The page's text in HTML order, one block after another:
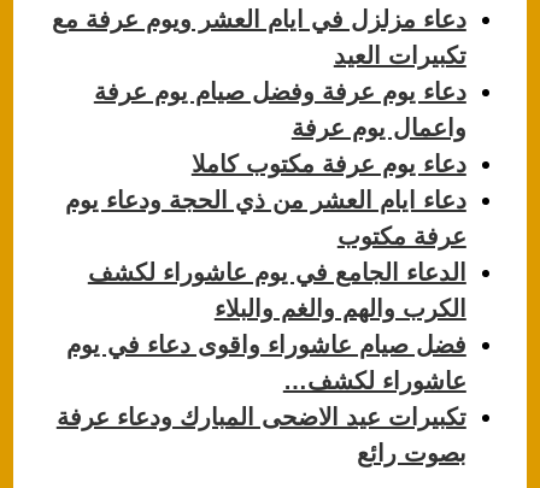
دعاء مزلزل في ايام العشر ويوم عرفة مع
تكبيرات العيد
دعاء يوم عرفة وفضل صيام يوم عرفة
واعمال يوم عرفة
دعاء يوم عرفة مكتوب كاملا
دعاء ايام العشر من ذي الحجة ودعاء يوم
عرفة مكتوب
الدعاء الجامع في يوم عاشوراء لكشف
الكرب والهم والغم والبلاء
فضل صيام عاشوراء واقوى دعاء في يوم
عاشوراء لكشف…
تكبيرات عيد الاضحى المبارك ودعاء عرفة
بصوت رائع